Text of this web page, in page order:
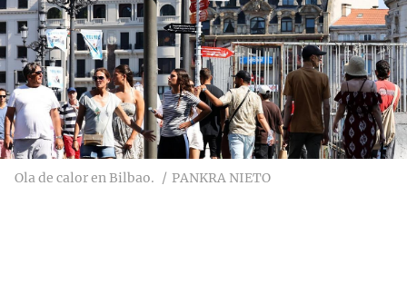
Ola de calor en Bilbao. PANKRA NIETO